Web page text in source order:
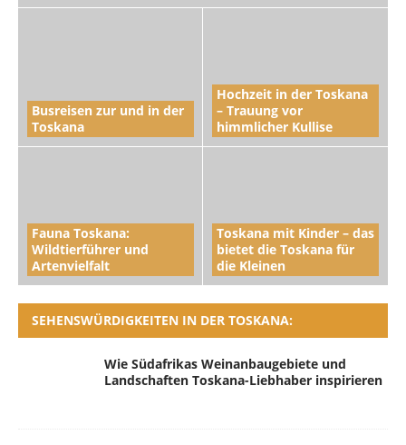
Busreisen zur und in der
Toskana
Hochzeit in der Toskana
– Trauung vor
himmlicher Kullise
Fauna Toskana:
Wildtierführer und
Artenvielfalt
Toskana mit Kinder – das
bietet die Toskana für
die Kleinen
SEHENSWÜRDIGKEITEN IN DER TOSKANA:
Wie Südafrikas Weinanbaugebiete und
Landschaften Toskana-Liebhaber inspirieren